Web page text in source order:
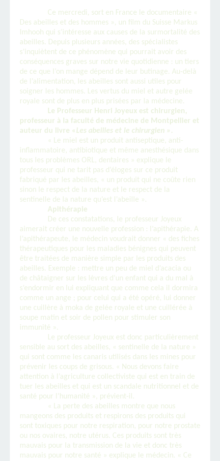
Ce mercredi, sort en France le documentaire «
Des abeilles et des hommes », un film du Suisse Markus
Imhooh qui s’intéresse aux causes de la surmortalité des
abeilles. Depuis plusieurs années, des spécialistes
s’inquiètent de ce phénomène qui pourrait avoir des
conséquences graves sur notre vie quotidienne : un tiers
de ce que l’on mange dépend de leur butinage. Au-delà
de l’alimentation, les abeilles sont aussi utiles pour
soigner les hommes. Les vertus du miel et autre gelée
royale sont de plus en plus prisées par la médecine.
Le Professeur Henri Joyeux est chirurgien,
professeur à la faculté de médecine de Montpellier et
auteur du livre « Les abeilles et le chirurgien » .
« Le miel est un produit antiseptique, anti-
inflammatoire, antibiotique et même anesthésique dans
tous les problèmes ORL, dentaires » explique le
professeur qui ne tarit pas d’éloges sur ce produit
fabriqué par les abeilles, « un produit qui ne coûte rien
sinon le respect de la nature et le respect de la
sentinelle de la nature qu’est l’abeille ».
Apithérapie
De ces constatations, le professeur Joyeux
aimerait créer une nouvelle profession : l’apithérapie. A
l’apithérapeute, le médecin voudrait donner « des fiches
thérapeutiques pour les maladies bénignes qui peuvent
être traitées de manière simple par les produits des
abeilles. Exemple : mettre un peu de miel d’acacia ou
de châtaigner sur les lèvres d’un enfant qui a du mal à
s’endormir en lui expliquant que comme cela il dormira
comme un ange ; pour celui qui a été opéré, lui donner
une cuillère à moka de gelée royale et une cuillérée à
soupe matin et soir de pollen pour stimuler son
immunité ».
Le professeur Joyeux est donc particulièrement
sensible au sort des abeilles, « sentinelle de la nature »
qui sont comme les canaris utilisés dans les mines pour
prévenir les coups de grisous. « Nous devons faire
attention à l’agriculture collectiviste qui est en train de
tuer les abeilles et qui est un scandale nutritionnel et de
santé pour l’humanité », prévient-il.
« La perte des abeilles montre que nous
mangeons des produits et respirons des produits qui
sont toxiques pour notre respiration, pour notre prostate
ou nos ovaires, notre utérus. Ces produits sont très
mauvais pour la transmission de la vie et donc très
mauvais pour notre santé » explique le médecin. « Ce